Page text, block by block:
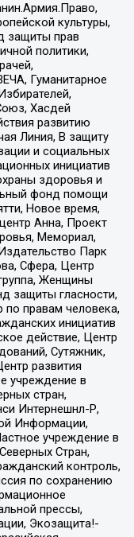
культуры,
защиты прав
политики,
Гуманитарное
Хасдей
развитию
Линия, В защиту
и социальных
инициатив
здоровья и
фонд помощи
Новое время,
Анна, Проект
Мемориал,
Парк
Сфера, Центр
Женщины
защиты гласности,
по правам человека,
инициатив
действие, Центр
Сутяжник,
развития
учреждение в
стран,
Интернешнл-Р,
Информации,
учреждение в
Стран,
контроль,
по сохранению
прессы,
Экозащита!-